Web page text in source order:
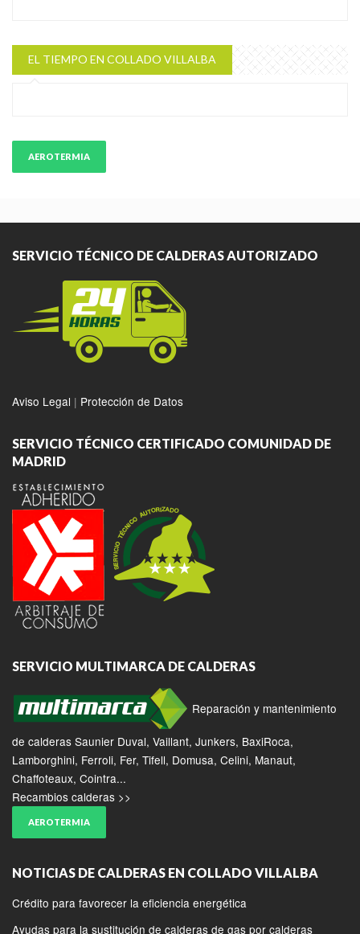
EL TIEMPO EN COLLADO VILLALBA
AEROTERMIA
SERVICIO TÉCNICO DE CALDERAS AUTORIZADO
Aviso Legal | Protección de Datos
SERVICIO TÉCNICO CERTIFICADO COMUNIDAD DE
MADRID
SERVICIO MULTIMARCA DE CALDERAS
Reparación y mantenimiento
de calderas Saunier Duval, Vaillant, Junkers, BaxiRoca,
Lamborghini, Ferroli, Fer, Tifell, Domusa, Celini, Manaut,
Chaffoteaux, Cointra...
Recambios calderas >>
AEROTERMIA
NOTICIAS DE CALDERAS EN COLLADO VILLALBA
Crédito para favorecer la eficiencia energética
Ayudas para la sustitución de calderas de gas por calderas